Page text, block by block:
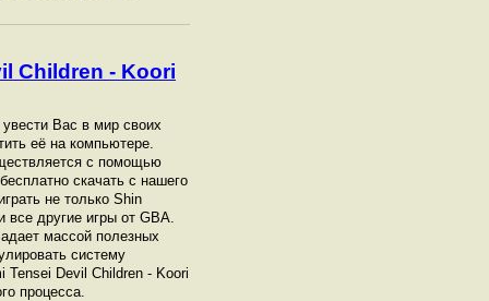
Children - Koori
Вас в мир своих
её на компьютере.
с помощью
скачать с нашего
не только Shin
все другие игры от GBА.
массой полезных
систему
Tensei Devil Children - Koori
процесса.